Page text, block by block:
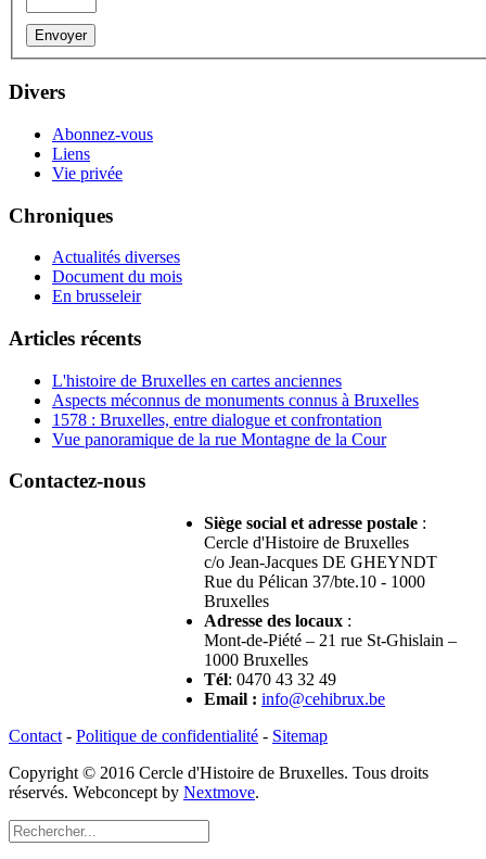
Divers
Abonnez-vous
Liens
Vie privée
Chroniques
Actualités diverses
Document du mois
En brusseleir
Articles récents
L'histoire de Bruxelles en cartes anciennes
Aspects méconnus de monuments connus à Bruxelles
1578 : Bruxelles, entre dialogue et confrontation
Vue panoramique de la rue Montagne de la Cour
Contactez-nous
Siège social et adresse postale :
Cercle d'Histoire de Bruxelles
c/o Jean-Jacques DE GHEYNDT
Rue du Pélican 37/bte.10 - 1000
Bruxelles
Adresse des locaux :
Mont-de-Piété – 21 rue St-Ghislain –
1000 Bruxelles
Tél: 0470 43 32 49
Email : info@cehibrux.be
Contact - Politique de confidentialité - Sitemap
Copyright © 2016 Cercle d'Histoire de Bruxelles. Tous droits
réservés. Webconcept by Nextmove.